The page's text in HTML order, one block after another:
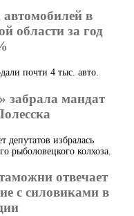
в
области за год
почти 4 тыс. авто.
забрала мандат
избралась
рыболовецкого колхоза.
отвечает
с силовиками в